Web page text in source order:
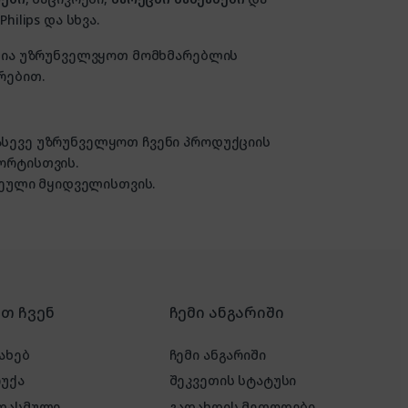
და სხვა.
უზრუნველვყოთ მომხმარებლის
უზრუნველყოთ ჩვენი პროდუქციის
მყიდველისთვის.
ჩვენ ჩემი ანგარიში
ჩემი ანგარიში
შეკვეთის სტატუსი